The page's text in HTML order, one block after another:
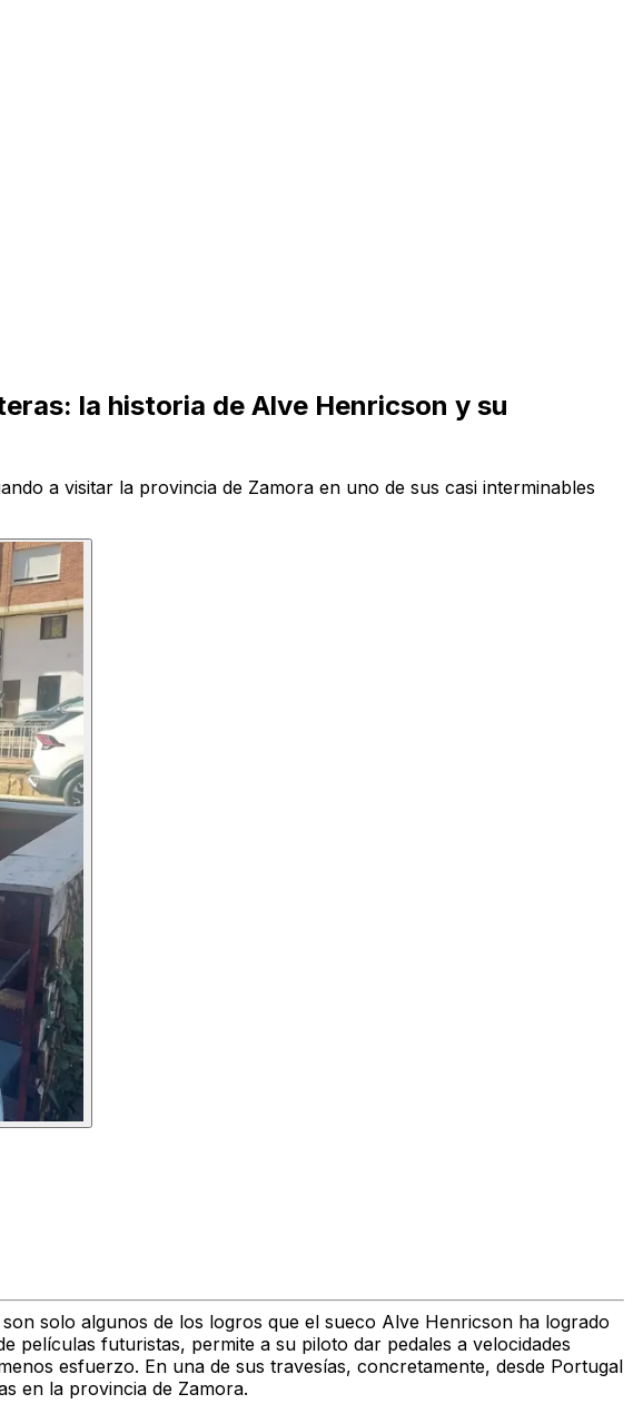
la historia de Alve Henricson y su
a visitar la provincia de Zamora en uno de sus casi interminables
solo algunos de los logros que el sueco Alve Henricson ha logrado
futuristas, permite a su piloto dar pedales a velocidades
esfuerzo. En una de sus travesías, concretamente, desde Portugal
en la provincia de Zamora.